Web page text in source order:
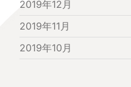
2019年12月
2019年11月
2019年10月